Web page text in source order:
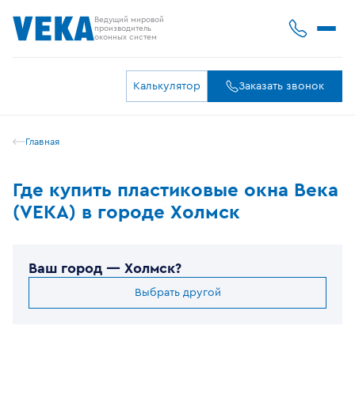
Ведущий мировой
производитель
оконных систем
Калькулятор Заказать звонок
Главная
Где купить пластиковые окна Века
(VEKA) в городе Холмск
Ваш город — Холмск?
Выбрать другой